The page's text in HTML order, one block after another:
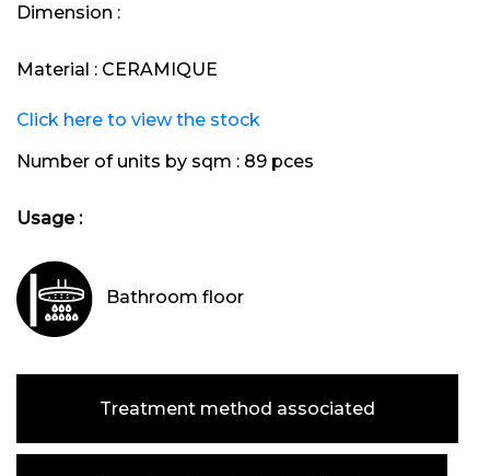
Dimension :
Material : CERAMIQUE
Click here to view the stock
Number of units by sqm : 89 pces
Usage :
Bathroom floor
Treatment method associated